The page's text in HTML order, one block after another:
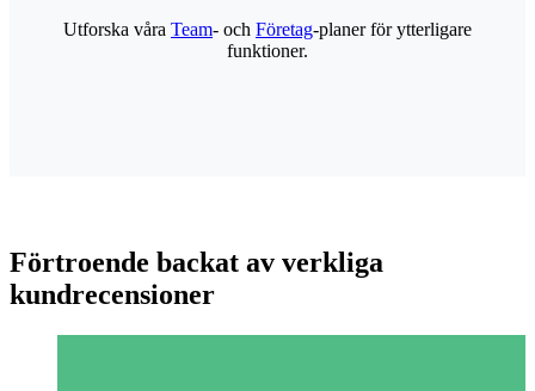
Utforska våra Team- och Företag-planer för ytterligare
funktioner.
Förtroende backat av verkliga
kundrecensioner